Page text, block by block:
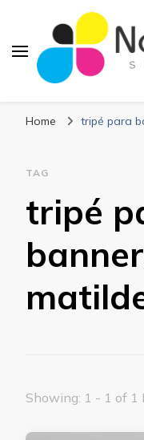
Home tripé para
TAG
tripé
Showing: 1 - 1 of 1